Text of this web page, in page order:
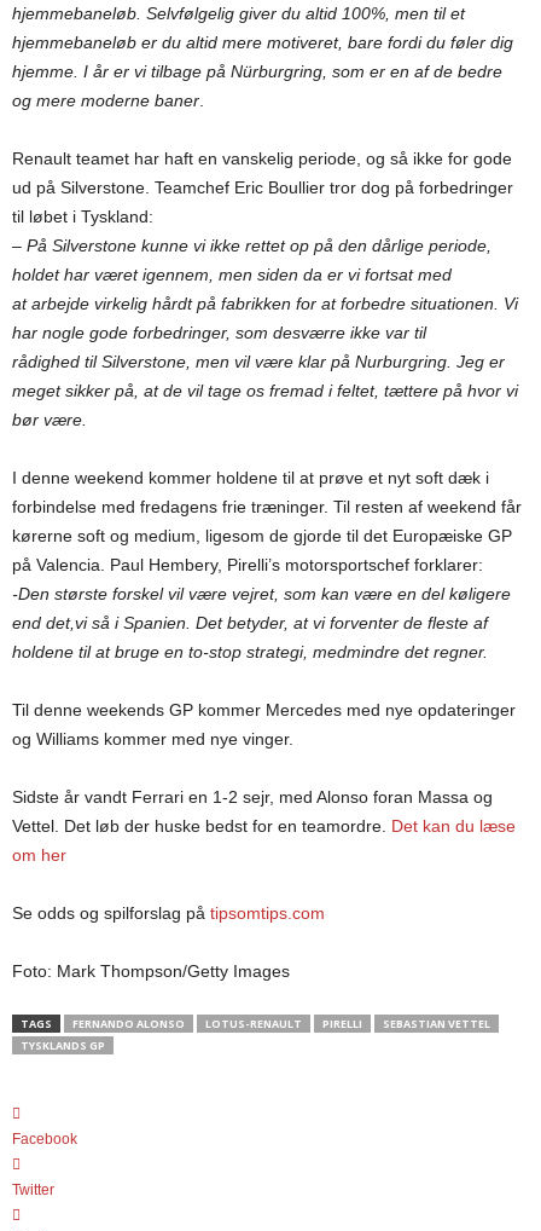
hjemmebaneløb. Selvfølgelig giver du altid 100%, men til et
hjemmebaneløb er du altid mere motiveret, bare fordi du føler dig
hjemme. I år er vi tilbage på Nürburgring, som er en af ​​de bedre
og mere moderne baner
Renault teamet har haft en vanskelig periode, og så ikke for gode
ud på Silverstone. Teamchef Eric Boullier tror dog på forbedringer
til løbet i Tyskland:
– På Silverstone kunne vi ikke rettet op på den dårlige periode,
holdet har været igennem, men siden da er vi fortsat med
at arbejde virkelig hårdt på fabrikken for at forbedre situationen. Vi
har nogle gode forbedringer, som desværre ikke var til
rådighed til Silverstone, men vil være klar på Nurburgring. Jeg er
meget sikker på, at de vil tage os fremad i feltet, tættere på hvor vi
bør være.
I denne weekend kommer holdene til at prøve et nyt soft dæk i
forbindelse med fredagens frie træninger. Til resten af weekend får
kørerne soft og medium, ligesom de gjorde til det Europæiske GP
på Valencia. Paul Hembery, Pirelli’s motorsportschef forklarer:
-Den største forskel vil være vejret, som kan være en del køligere
end det,vi så i Spanien. Det betyder, at vi forventer de fleste af
holdene til at bruge en to-stop strategi, medmindre det regner.
Til denne weekends GP kommer Mercedes med nye opdateringer
og Williams kommer med nye vinger.
Sidste år vandt Ferrari en 1-2 sejr, med Alonso foran Massa og
Vettel. Det løb der huske bedst for en teamordre. Det kan du læse
om her
Se odds og spilforslag på tipsomtips.com
Foto: Mark Thompson/Getty Images
TAGS FERNANDO ALONSO LOTUS-RENAULT PIRELLI
SEBASTIAN VETTEL
TYSKLANDS GP
Facebook
Twitter